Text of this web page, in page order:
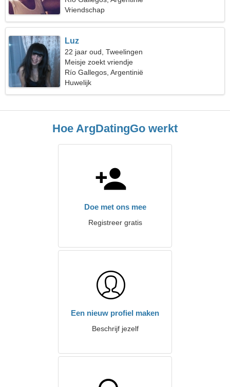
Vriendschap
Luz
22 jaar oud, Tweelingen
Meisje zoekt vriendje
Río Gallegos, Argentinië
Huwelijk
Hoe ArgDatingGo werkt
Doe met ons mee
Registreer gratis
Een nieuw profiel maken
Beschrijf jezelf